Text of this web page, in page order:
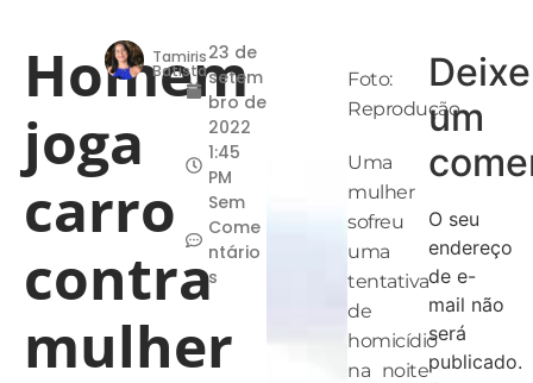
Homem
joga
carro
contra
mulher
Tamiris
Batista
23 de
setem
bro de
2022
1:45
PM
Sem
Come
ntário
s
Foto:
Reprodução
Uma
mulher
sofreu
uma
tentativa
de
homicídio
na noite
Deixe
um
O seu
endereço
de e-
mail não
será
publicado.